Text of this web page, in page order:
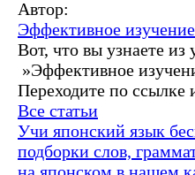
Автор:
Эффективное
Вот, что вы узнаете из
»Эффективное
Переходите по ссылке
Все статьи
Учи японский язык
подборки слов,